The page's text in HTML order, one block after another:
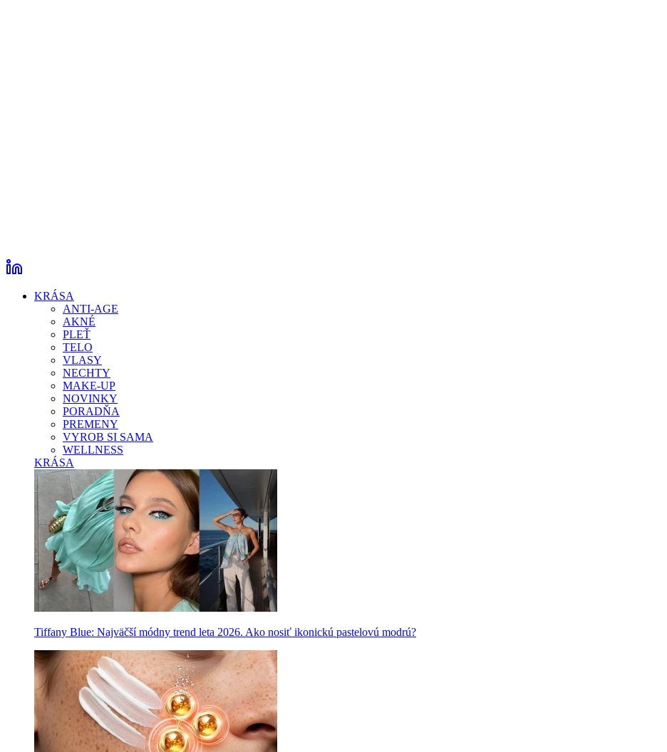
KRÁSA
ANTI-AGE
AKNÉ
PLEŤ
TELO
VLASY
NECHTY
MAKE-UP
NOVINKY
PORADŇA
PREMENY
VYROB SI SAMA
WELLNESS
KRÁSA
Tiffany Blue: Najväčší módny trend leta 2026. Ako nosiť ikonickú pastelovú modrú?